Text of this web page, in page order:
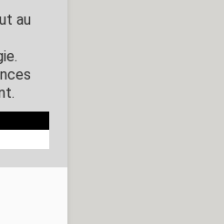
au